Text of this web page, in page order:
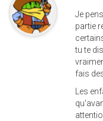
Je
partie
tu te
fais
Les